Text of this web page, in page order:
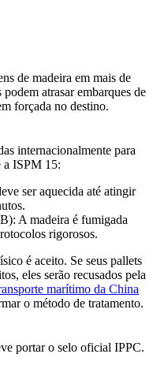
de madeira em mais de
atrasar embarques de
forçada no destino.
internacionalmente para
a ISPM 15:
ser aquecida até atingir
A madeira é fumigada
rigorosos.
é aceito. Se seus pallets
eles serão recusados pela
marítimo da China
o método de tratamento.
portar o selo oficial IPPC.